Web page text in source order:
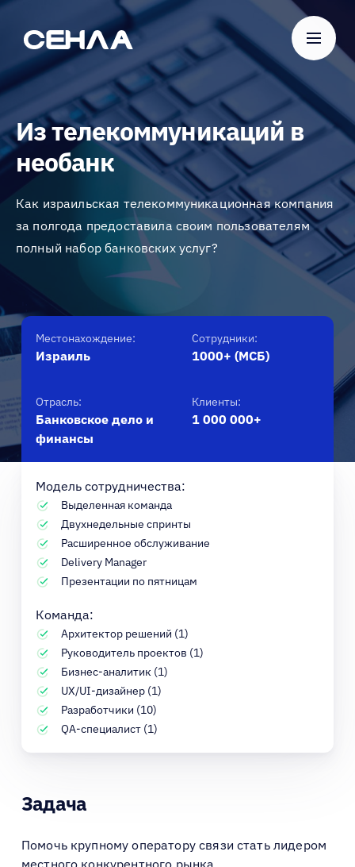
О нас
Блог
Наши работы
Карьера
Российская Федерация
Москва, Владимир, Калуга, Нижний Новгород,
+74993489870
Из
телекоммуникаций
необанк
Из телекоммуникаций в
необанк
Как израильская телекоммуникационная компания
за полгода предоставила своим пользователям
полный набор банковских услуг?
Местонахождение:
Израиль
Сотрудники:
1000+ (МСБ)
Отрасль:
Банковское дело и
финансы
Клиенты:
1 000 000+
Модель сотрудничества:
Выделенная команда
Двухнедельные спринты
Расширенное обслуживание
Delivery Manager
Презентации по пятницам
Команда:
Архитектор решений (1)
Руководитель проектов (1)
Бизнес-аналитик (1)
UX/UI-дизайнер (1)
Разработчики (10)
QA-специалист (1)
Задача
Помочь крупному оператору связи стать лидером
местного конкурентного рынка